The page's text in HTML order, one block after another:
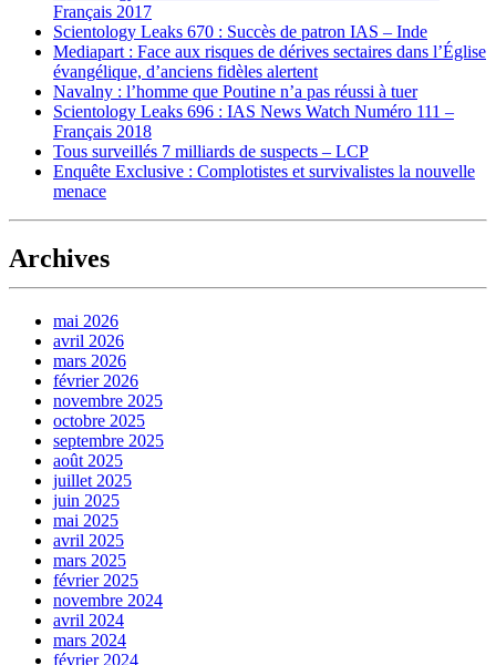
Français 2017
Scientology Leaks 670 : Succès de patron IAS – Inde
Mediapart : Face aux risques de dérives sectaires dans l’Église
évangélique, d’anciens fidèles alertent
Navalny : l’homme que Poutine n’a pas réussi à tuer
Scientology Leaks 696 : IAS News Watch Numéro 111 –
Français 2018
Tous surveillés 7 milliards de suspects – LCP
Enquête Exclusive : Complotistes et survivalistes la nouvelle
menace
Archives
mai 2026
avril 2026
mars 2026
février 2026
novembre 2025
octobre 2025
septembre 2025
août 2025
juillet 2025
juin 2025
mai 2025
avril 2025
mars 2025
février 2025
novembre 2024
avril 2024
mars 2024
février 2024